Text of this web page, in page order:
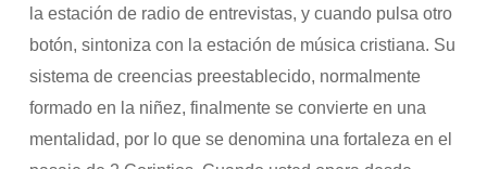
la estación de radio de entrevistas, y cuando pulsa otro
botón, sintoniza con la estación de música cristiana. Su
sistema de creencias preestablecido, normalmente
formado en la niñez, finalmente se convierte en una
mentalidad, por lo que se denomina una fortaleza en el